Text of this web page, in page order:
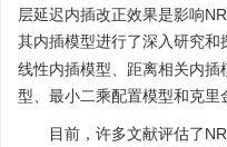
层延迟内插改正效果是影响
其内插模型进行了深入研究和
线性内插模型、距离相关内
型、最小二乘配置模型和克里
目前，许多文献评估了